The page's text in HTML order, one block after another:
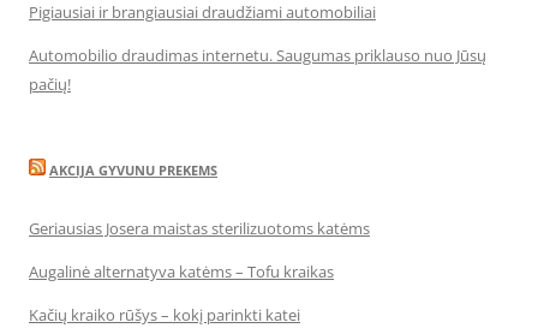
Pigiausiai ir brangiausiai draudžiami automobiliai
Automobilio draudimas internetu. Saugumas priklauso nuo Jūsų
pačių!
AKCIJA GYVUNU PREKEMS
Geriausias Josera maistas sterilizuotoms katėms
Augalinė alternatyva katėms – Tofu kraikas
Kačių kraiko rūšys – kokį parinkti katei